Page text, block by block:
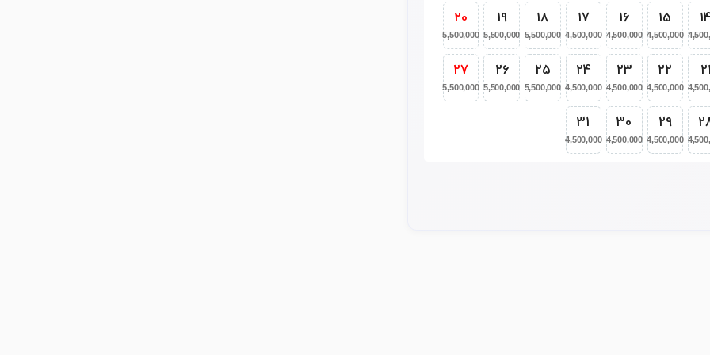
14
15
4,500,000
16
4,500,000
17
4,500,000
18
5,500,000
19
5,500,000
20
5,500,000
21
22
4,500,000
23
4,500,000
24
4,500,000
25
5,500,000
26
5,500,000
27
5,500,000
29
4,500,000
30
4,500,000
31
4,500,000